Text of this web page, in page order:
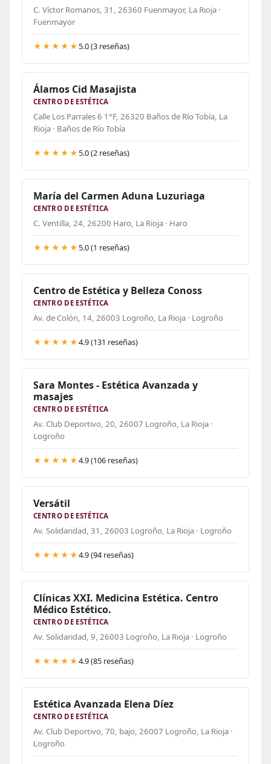
C. Víctor Romanos, 31, 26360 Fuenmayor, La Rioja ·
Fuenmayor
★★★★★ 5.0 (3 reseñas)
Álamos Cid Masajista
CENTRO DE ESTÉTICA
Calle Los Parrales 6 1°F, 26320 Baños de Río Tobía, La
Rioja · Baños de Río Tobía
★★★★★ 5.0 (2 reseñas)
María del Carmen Aduna Luzuriaga
CENTRO DE ESTÉTICA
C. Ventilla, 24, 26200 Haro, La Rioja · Haro
★★★★★ 5.0 (1 reseñas)
Centro de Estética y Belleza Conoss
CENTRO DE ESTÉTICA
Av. de Colón, 14, 26003 Logroño, La Rioja · Logroño
★★★★★4.9 (131 reseñas)
Sara Montes - Estética Avanzada y
masajes
CENTRO DE ESTÉTICA
Av. Club Deportivo, 20, 26007 Logroño, La Rioja ·
Logroño
★★★★★4.9 (106 reseñas)
Versátil
CENTRO DE ESTÉTICA
Av. Solidaridad, 31, 26003 Logroño, La Rioja · Logroño
★★★★★4.9 (94 reseñas)
Clínicas XXI. Medicina Estética. Centro
Médico Estético.
CENTRO DE ESTÉTICA
Av. Solidaridad, 9, 26003 Logroño, La Rioja · Logroño
★★★★★4.9 (85 reseñas)
Estética Avanzada Elena Díez
CENTRO DE ESTÉTICA
Av. Club Deportivo, 70, bajo, 26007 Logroño, La Rioja ·
Logroño